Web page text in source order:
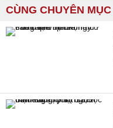
CÙNG CHUYÊN MỤC